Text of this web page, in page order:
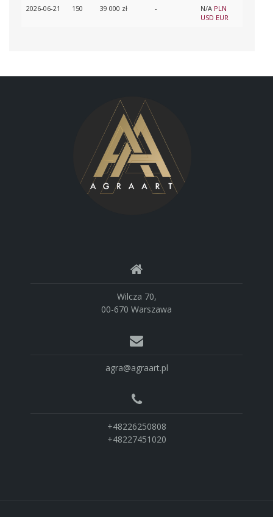
2026-06-21 150 39 000 zł - N/A PLN
USD EUR
Wilcza 70,
00-670 Warszawa
agra@agraart.pl
+48226250808
+48227451020